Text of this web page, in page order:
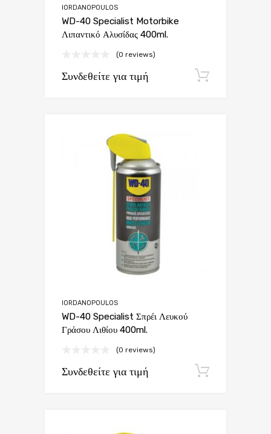
IORDANOPOULOS
WD-40 Specialist Motorbike
Λιπαντικό Αλυσίδας 400ml.
(0 reviews)
Συνδεθείτε για τιμή
IORDANOPOULOS
WD-40 Specialist Σπρέι Λευκού
Γράσου Λιθίου 400ml.
(0 reviews)
Συνδεθείτε για τιμή